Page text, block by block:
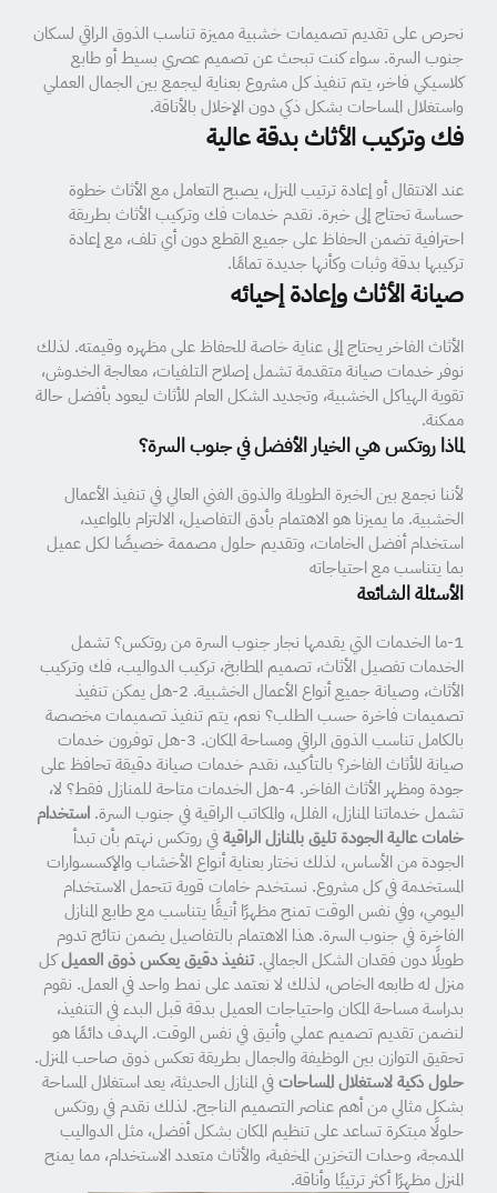
نحرص على تقديم تصميمات خشبية مميزة تناسب الذوق الراقي لسكان
جنوب السرة. سواء كنت تبحث عن تصميم عصري بسيط أو طابع
كلاسيكي فاخر، يتم تنفيذ كل مشروع بعناية ليجمع بين الجمال العملي
واستغلال المساحات بشكل ذكي دون الإخلال بالأناقة.
فك وتركيب الأثاث بدقة عالية
عند الانتقال أو إعادة ترتيب المنزل، يصبح التعامل مع الأثاث خطوة
حساسة تحتاج إلى خبرة. نقدم خدمات فك وتركيب الأثاث بطريقة
احترافية تضمن الحفاظ على جميع القطع دون أي تلف، مع إعادة
تركيبها بدقة وثبات وكأنها جديدة تمامًا.
صيانة الأثاث وإعادة إحيائه
الأثاث الفاخر يحتاج إلى عناية خاصة للحفاظ على مظهره وقيمته. لذلك
نوفر خدمات صيانة متقدمة تشمل إصلاح التلفيات، معالجة الخدوش،
تقوية الهياكل الخشبية، وتجديد الشكل العام للأثاث ليعود بأفضل حالة
ممكنة.
لماذا روتكس هي الخيار الأفضل في جنوب السرة؟
لأننا نجمع بين الخبرة الطويلة والذوق الفني العالي في تنفيذ الأعمال
الخشبية. ما يميزنا هو الاهتمام بأدق التفاصيل، الالتزام بالمواعيد،
استخدام أفضل الخامات، وتقديم حلول مصممة خصيصًا لكل عميل
بما يتناسب مع احتياجاته
الأسئلة الشائعة
1-ما الخدمات التي يقدمها نجار جنوب السرة من روتكس؟ تشمل
الخدمات تفصيل الأثاث، تصميم المطابخ، تركيب الدواليب، فك وتركيب
الأثاث، وصيانة جميع أنواع الأعمال الخشبية. 2-هل يمكن تنفيذ
تصميمات فاخرة حسب الطلب؟ نعم، يتم تنفيذ تصميمات مخصصة
بالكامل تناسب الذوق الراقي ومساحة المكان. 3-هل توفرون خدمات
صيانة للأثاث الفاخر؟ بالتأكيد، نقدم خدمات صيانة دقيقة تحافظ على
جودة ومظهر الأثاث الفاخر. 4-هل الخدمات متاحة للمنازل فقط؟ لا،
تشمل خدماتنا المنازل، الفلل، والمكاتب الراقية في جنوب السرة. استخدام
خامات عالية الجودة تليق بالمنازل الراقيةفي روتكس نهتم بأن تبدأ
الجودة من الأساس، لذلك نختار بعناية أنواع الأخشاب والإكسسوارات
المستخدمة في كل مشروع. نستخدم خامات قوية تتحمل الاستخدام
اليومي، وفي نفس الوقت تمنح مظهرًا أنيقًا يتناسب مع طابع المنازل
الفاخرة في جنوب السرة. هذا الاهتمام بالتفاصيل يضمن نتائج تدوم
طويلًا دون فقدان الشكل الجمالي.تنفيذ دقيق يعكس ذوق العميلكل
منزل له طابعه الخاص، لذلك لا نعتمد على نمط واحد في العمل. نقوم
بدراسة مساحة المكان واحتياجات العميل بدقة قبل البدء في التنفيذ،
لنضمن تقديم تصميم عملي وأنيق في نفس الوقت. الهدف دائمًا هو
تحقيق التوازن بين الوظيفة والجمال بطريقة تعكس ذوق صاحب المنزل.
حلول ذكية لاستغلال المساحاتفي المنازل الحديثة، يعد استغلال المساحة
بشكل مثالي من أهم عناصر التصميم الناجح. لذلك نقدم في روتكس
حلولًا مبتكرة تساعد على تنظيم المكان بشكل أفضل، مثل الدواليب
المدمجة، وحدات التخزين المخفية، والأثاث متعدد الاستخدام، مما يمنح
المنزل مظهرًا أكثر ترتيبًا وأناقة.